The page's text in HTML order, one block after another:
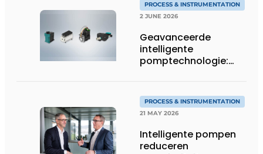
PROCESS & INSTRUMENTATION
2 JUNE 2026
Geavanceerde
intelligente
pomptechnologie:
PROCESS & INSTRUMENTATION
21 MAY 2026
Intelligente pompen
reduceren